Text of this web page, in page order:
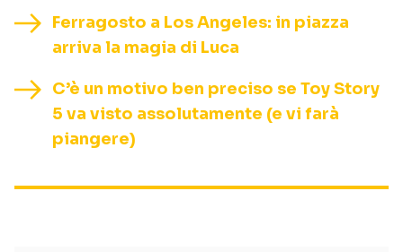
Ferragosto a Los Angeles: in piazza
arriva la magia di Luca
C’è un motivo ben preciso se Toy Story
5 va visto assolutamente (e vi farà
piangere)